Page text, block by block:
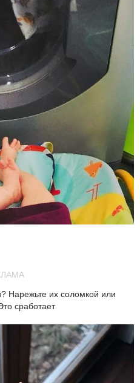
Нарежьте их соломкой или
сработает